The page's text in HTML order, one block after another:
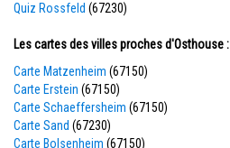
Quiz Rossfeld (67230)
Les cartes des villes proches d'Osthouse :
Carte Matzenheim (67150)
Carte Erstein (67150)
Carte Schaeffersheim (67150)
Carte Sand (67230)
Carte Bolsenheim (67150)